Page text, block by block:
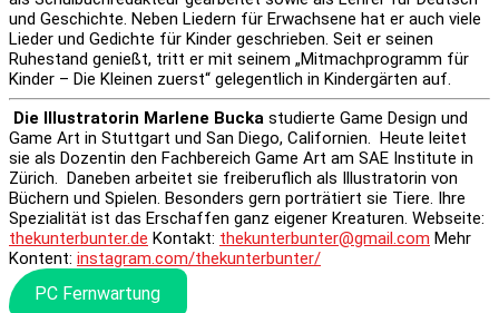
und Geschichte. Neben Liedern für Erwachsene hat er auch viele
Lieder und Gedichte für Kinder geschrieben. Seit er seinen
Ruhestand genießt, tritt er mit seinem „Mitmachprogramm für
Kinder – Die Kleinen zuerst“ gelegentlich in Kindergärten auf.
Die Illustratorin Marlene Bucka studierte Game Design und
Game Art in Stuttgart und San Diego, Californien. Heute leitet
sie als Dozentin den Fachbereich Game Art am SAE Institute in
Zürich. Daneben arbeitet sie freiberuflich als Illustratorin von
Büchern und Spielen. Besonders gern porträtiert sie Tiere. Ihre
Spezialität ist das Erschaffen ganz eigener Kreaturen. Webseite:
thekunterbunter.de Kontakt: thekunterbunter@gmail.com Mehr
Kontent: instagram.com/thekunterbunter/
PC Fernwartung